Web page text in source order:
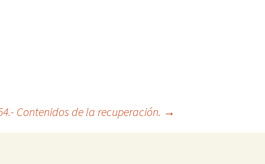
Contenidos de la recuperación. →